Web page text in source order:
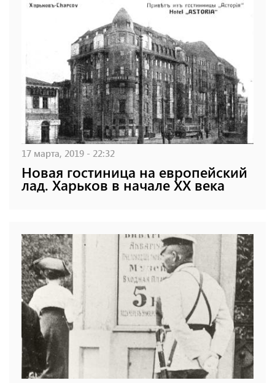
17 марта, 2019 - 22:32
Новая гостиница на европейский
лад. Харьков в начале XX века